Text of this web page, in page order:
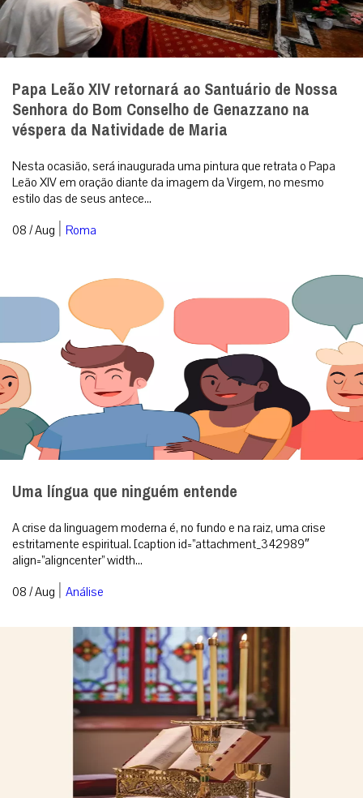
Papa Leão XIV retornará ao Santuário de Nossa
Senhora do Bom Conselho de Genazzano na
véspera da Natividade de Maria
Nesta ocasião, será inaugurada uma pintura que retrata o Papa
Leão XIV em oração diante da imagem da Virgem, no mesmo
estilo das de seus antece...
08 / Aug | Roma
Uma língua que ninguém entende
A crise da linguagem moderna é, no fundo e na raiz, uma crise
estritamente espiritual. [caption id=”attachment_342989″
align=”aligncenter” width...
08 / Aug | Análise